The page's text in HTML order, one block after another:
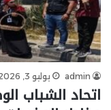
admin يوليو 3, 2026
اتحاد الشباب